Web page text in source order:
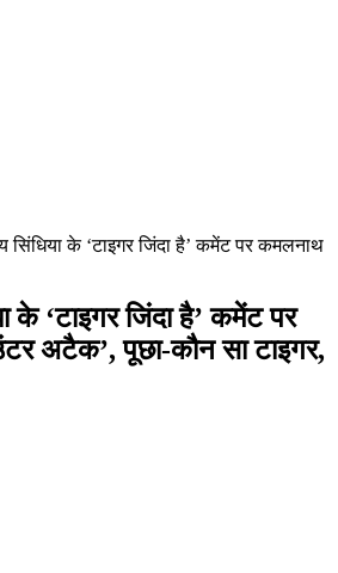
सिंधिया के ‘टाइगर जिंदा है’ कमेंट पर कमलनाथ
के ‘टाइगर जिंदा है’ कमेंट पर
अटैक’, पूछा-कौन सा टाइगर,